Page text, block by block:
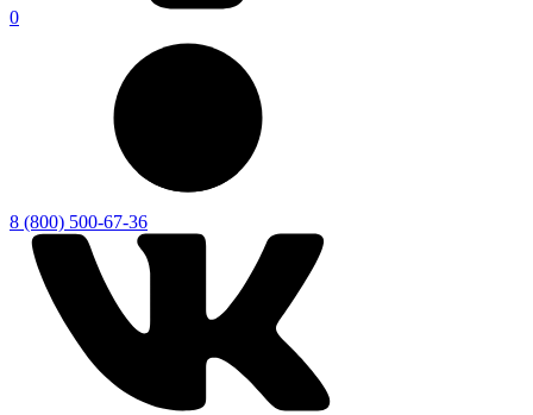
0
8 (800) 500-67-36